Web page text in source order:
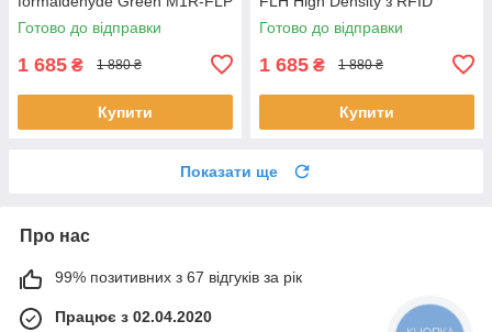
(SCG4013HK) з RFID
Готово до відправки
1 685 ₴ 1 880 ₴
Купити
Готово до відправки
1 685 ₴ 1 880 ₴
Купити
Показати ще
Про нас
99% позитивних з 67 відгуків за рік
Працює з 02.04.2020